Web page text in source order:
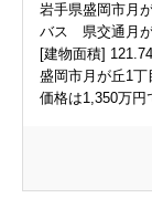
岩手県盛岡市月
バス 県交通月
[建物面積]
盛岡市月が丘1丁
価格は1,350万